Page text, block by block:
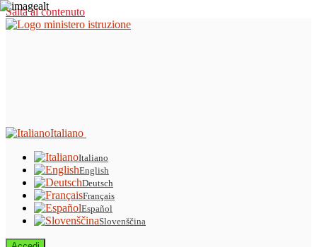
Salta al contenuto
Italiano
Italiano
English
Deutsch
Français
Español
Slovenščina